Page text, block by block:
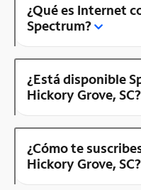
¿Qué es Internet
Spectrum?
¿Está disponible
Hickory Grove, SC?
¿Cómo te
Hickory Grove, SC?